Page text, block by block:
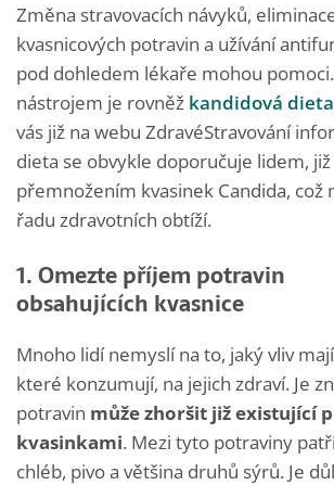
Změna stravovacích návyků,
kvasnicových potravin a užívání
pod dohledem lékaře mohou
nástrojem je rovněž kandidová dieta
vás již na webu ZdravéStravování
dieta se obvykle doporučuje lidem,
přemnožením kvasinek Candida, což
řadu zdravotních obtíží.
1. Omezte příjem potravin
obsahujících kvasnice
Mnoho lidí nemyslí na to, jaký vliv
které konzumují, na jejich zdraví. Je
potravin může zhoršit již existující
kvasinkami. Mezi tyto potraviny
chléb, pivo a většina druhů sýrů. Je